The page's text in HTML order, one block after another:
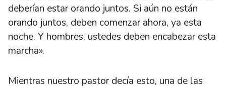
deberían estar orando juntos. Si aún no están
orando juntos, deben comenzar ahora, ya esta
noche. Y hombres, ustedes deben encabezar esta
marcha».
Mientras nuestro pastor decía esto, una de las